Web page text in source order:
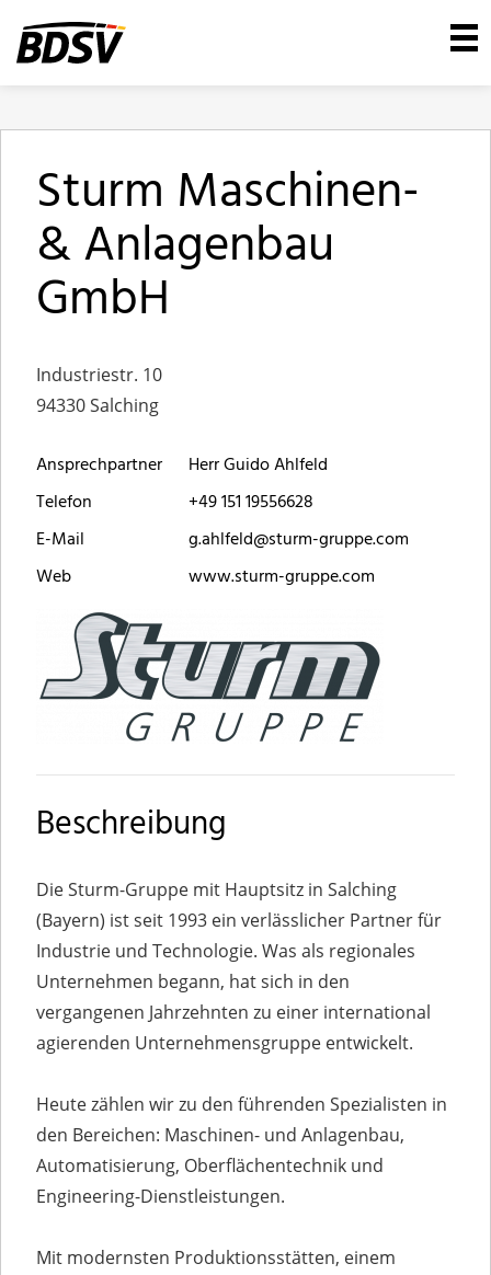
Sturm Maschinen-
& Anlagenbau
GmbH
Industriestr. 10
94330 Salching
Ansprechpartner
Herr Guido Ahlfeld
Telefon
+49 151 19556628
E-Mail
g.ahlfeld@sturm-gruppe.com
Web
www.sturm-gruppe.com
Beschreibung
Die Sturm-Gruppe mit Hauptsitz in Salching
(Bayern) ist seit 1993 ein verlässlicher Partner für
Industrie und Technologie. Was als regionales
Unternehmen begann, hat sich in den
vergangenen Jahrzehnten zu einer international
agierenden Unternehmensgruppe entwickelt.
Heute zählen wir zu den führenden Spezialisten in
den Bereichen: Maschinen- und Anlagenbau,
Automatisierung, Oberflächentechnik und
Engineering-Dienstleistungen.
Mit modernsten Produktionsstätten, einem